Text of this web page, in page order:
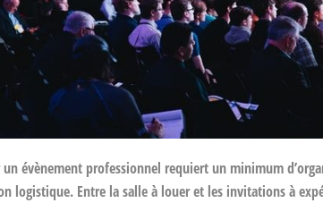
un évènement professionnel requiert un minimum
logistique. Entre la salle à louer et les invitations à